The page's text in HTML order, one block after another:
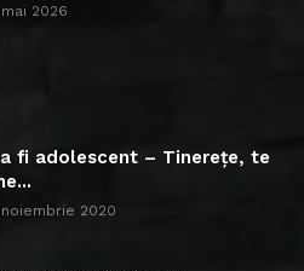
2026
fi adolescent – Tinerețe, te
noiembrie 2020